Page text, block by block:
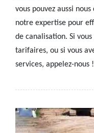
vous pouvez aussi
notre expertise pour
de canalisation. Si
tarifaires, ou si vous
services, appelez-nous !